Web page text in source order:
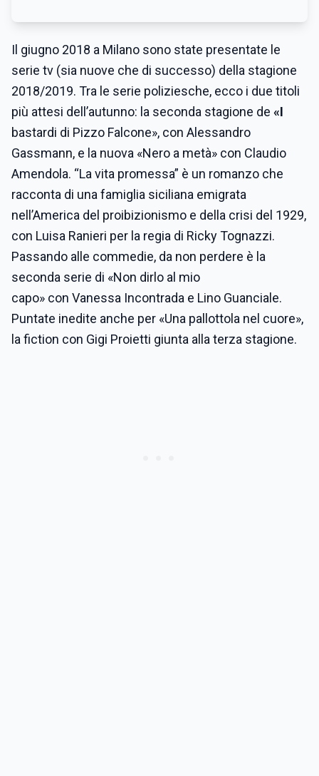
Il giugno 2018 a Milano sono state presentate le
serie tv (sia nuove che di successo) della stagione
2018/2019. Tra le serie poliziesche, ecco i due titoli
più attesi dell’autunno: la seconda stagione de «I
bastardi di Pizzo Falcone», con Alessandro
Gassmann, e la nuova «Nero a metà» con Claudio
Amendola. “La vita promessa” è un romanzo che
racconta di una famiglia siciliana emigrata
nell’America del proibizionismo e della crisi del 1929,
con Luisa Ranieri per la regia di Ricky Tognazzi.
Passando alle commedie, da non perdere è la
seconda serie di «Non dirlo al mio
capo» con Vanessa Incontrada e Lino Guanciale.
Puntate inedite anche per «Una pallottola nel cuore»,
la fiction con Gigi Proietti giunta alla terza stagione.